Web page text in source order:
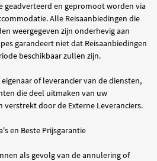
geadverteerd en gepromoot worden via
Alle Reisaanbiedingen die
weergegeven zijn onderhevig aan
garandeert niet dat Reisaanbiedingen
beschikbaar zullen zijn.
eigenaar of leverancier van de diensten,
die deel uitmaken van uw
verstrekt door de Externe Leveranciers.
en Beste Prijsgarantie
als gevolg van de annulering of